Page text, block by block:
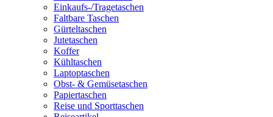
Einkaufs-/Tragetaschen
Faltbare Taschen
Gürteltaschen
Jutetaschen
Koffer
Kühltaschen
Laptoptaschen
Obst- & Gemüsetaschen
Papiertaschen
Reise und Sporttaschen